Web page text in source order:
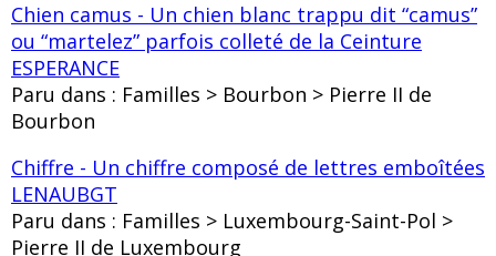
Chien camus - Un chien blanc trappu dit “camus”
ou “martelez” parfois colleté de la Ceinture
ESPERANCE
Paru dans : Familles > Bourbon > Pierre II de
Bourbon
Chiffre - Un chiffre composé de lettres emboîtées
LENAUBGT
Paru dans : Familles > Luxembourg-Saint-Pol >
Pierre II de Luxembourg